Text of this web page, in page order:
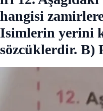
hangisi
Isimlerin yerini
sözcüklerdir. B)